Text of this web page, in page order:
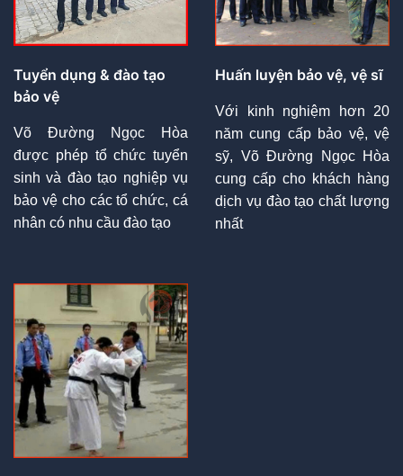
Tuyển dụng & đào tạo
bảo vệ
Võ Đường Ngọc Hòa
được phép tổ chức tuyển
sinh và đào tạo nghiệp vụ
bảo vệ cho các tổ chức, cá
nhân có nhu cầu đào tạo
Huấn luyện bảo vệ, vệ sĩ
Với kinh nghiệm hơn 20
năm cung cấp bảo vệ, vệ
sỹ, Võ Đường Ngọc Hòa
cung cấp cho khách hàng
dịch vụ đào tạo chất lượng
nhất